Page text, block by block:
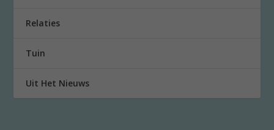
Relaties
Tuin
Uit Het Nieuws